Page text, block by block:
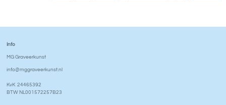
Info
MG Graveerkunst
info@mggraveerkunst.nl
KvK 24465392
BTW NL001572257B23